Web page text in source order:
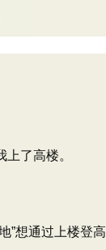
了高楼。
”想通过上楼